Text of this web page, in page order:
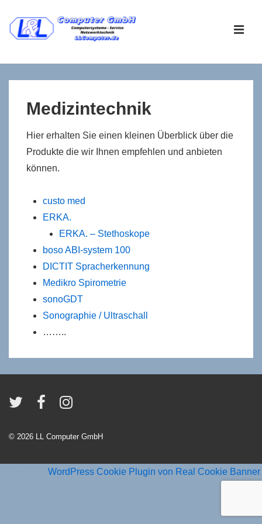
Zum
Inhalt
Medizintechnik
Hier erhalten Sie einen kleinen Überblick über die
Produkte die wir Ihnen empfehlen und anbieten
können.
custo med
ERKA.
ERKA. – Stethoskope
boso ABI-system 100
DICTIT Spracherkennung
Medikro Spirometrie
sonoGDT
Sonographie / Ultraschall
……..
© 2026 LL Computer GmbH
WordPress Cookie Plugin von Real Cookie Banner